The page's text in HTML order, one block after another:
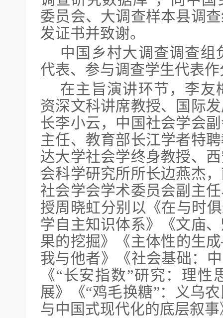
委员会、大调查样本县调
发证书并致谢。
中国乡村大调查调查组
代表、参与调查学生代表
在主旨演讲环节，李友
资深文科讲席教授、国际
长李小云，中国社会学会
主任、教育部长江学者特
达大学社会学终身教授、
会科学研究所所长边燕杰
社会学会学术委员会副主
授周晓虹分别以《在与时
学自主知识体系》《文庙
果的挖掘》《主体性的生
我与他者》《社会基础：
《“长安指数”研究：理
展》《“鸡毛换糖”：义乌
与中国式现代化的底层叙